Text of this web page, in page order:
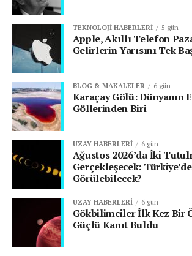
TEKNOLOJI HABERLERI 5 gün
Apple, Akıllı Telefon
Gelirlerin Yarısını Tek
BLOG & MAKALELER 6 gün
Karaçay Gölü: Dünyanın
Göllerinden Biri
UZAY HABERLERI 6 gün
Ağustos 2026’da İki
Gerçekleşecek:
Görülebilecek?
UZAY HABERLERI 6 gün
Gökbilimciler İlk Kez Bir
Güçlü Kanıt Buldu